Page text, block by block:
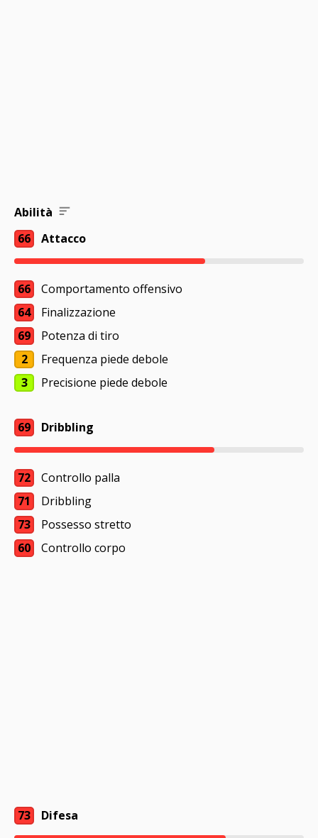
Abilità
66
Attacco
66
Comportamento offensivo
64
Finalizzazione
69
Potenza di tiro
2
Frequenza piede debole
3
Precisione piede debole
69 Dribbling
72
Controllo palla
71
Dribbling
73
Possesso stretto
60
Controllo corpo
73 Difesa